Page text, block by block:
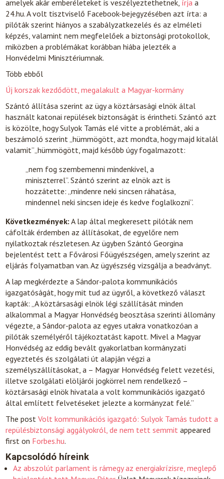
amelyek akár emberéleteket is veszélyeztethetnek, írja a
24.hu. A volt tisztviselő Facebook-bejegyzésében azt írta: a
pilóták szerint hiányos a szabályzatkezelés és az elméleti
képzés, valamint nem megfelelőek a biztonsági protokollok,
miközben a problémákat korábban hiába jelezték a
Honvédelmi Minisztériumnak.
Több ebből
Új korszak kezdődött, megalakult a Magyar-kormány
Szántó állítása szerint az ügy a köztársasági elnök által
használt katonai repülések biztonságát is érintheti. Szántó azt
is közölte, hogy Sulyok Tamás elé vitte a problémát, aki a
beszámoló szerint „hümmögött, azt mondta, hogy majd kitalál
valamit”„hümmögött, majd később úgy fogalmazott:
„nem fog szembemenni mindenkivel, a
miniszterrel”. Szántó szerint az elnök azt is
hozzátette: „mindenre neki sincsen ráhatása,
mindennel neki sincsen ideje és kedve foglalkozni”.
Következmények: A lap által megkeresett pilóták nem
cáfolták érdemben az állításokat, de egyelőre nem
nyilatkoztak részletesen. Az ügyben Szántó Georgina
bejelentést tett a Fővárosi Főügyészségen, amely szerint az
eljárás folyamatban van. Az ügyészség vizsgálja a beadványt.
A lap megkérdezte a Sándor-palota kommunikációs
igazgatóságát, hogy mit tud az ügyről, a következő választ
kapták: „A köztársasági elnök légi szállítását minden
alkalommal a Magyar Honvédség beosztása szerinti állomány
végezte, a Sándor-palota az egyes utakra vonatkozóan a
pilóták személyéről tájékoztatást kapott. Mivel a Magyar
Honvédség az eddig bevált gyakorlatban kormányzati
egyeztetés és szolgálati út alapján végzi a
személyszállításokat, a – Magyar Honvédség felett vezetési,
illetve szolgálati elöljárói jogkörrel nem rendelkező –
köztársasági elnök hivatala a volt kommunikációs igazgató
által említett felvetéseket jelezte a kormányzat felé.”
The postVolt kommunikációs igazgató: Sulyok Tamás tudott a
repülésbiztonsági aggályokról, de nem tett semmit appeared
first on Forbes.hu.
Kapcsolódó híreink
Az abszolút parlament is rámegy az energiakrízisre, meglepő